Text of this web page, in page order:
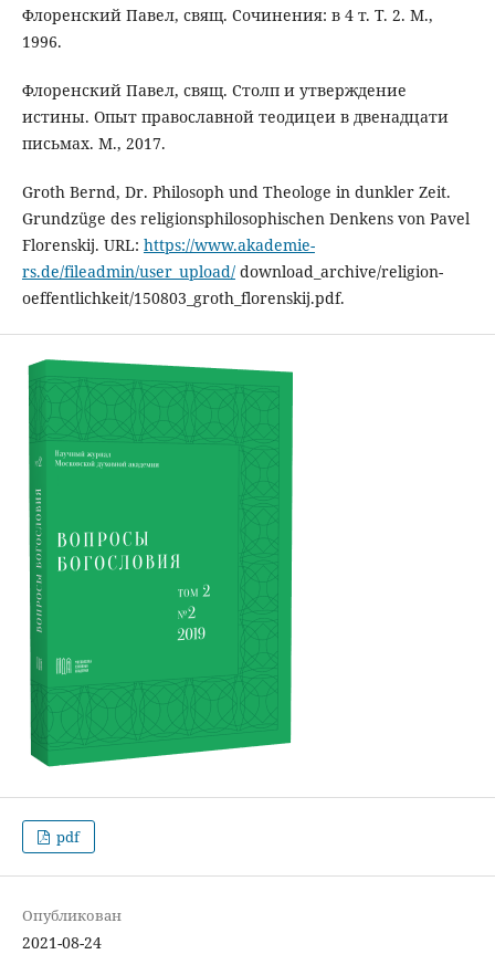
Флоренский Павел, свящ. Сочинения: в 4 т. Т. 2. М.,
1996.
Флоренский Павел, свящ. Столп и утверждение
истины. Опыт православной теодицеи в двенадцати
письмах. М., 2017.
Groth Bernd, Dr. Philosoph und Theologe in dunkler Zeit.
Grundzüge des religionsphilosophischen Denkens von Pavel
Florenskij. URL: https://www.akademie-
rs.de/fileadmin/user_upload/download_archive/religion-
oeffentlichkeit/150803_groth_florenskij.pdf.
pdf
Опубликован
2021-08-24